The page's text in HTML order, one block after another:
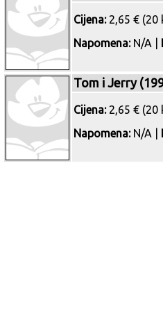
Cijena:2,65 € (20
Napomena:N/A |
Tom i Jerry
Cijena:2,65 € (20
Napomena:N/A |